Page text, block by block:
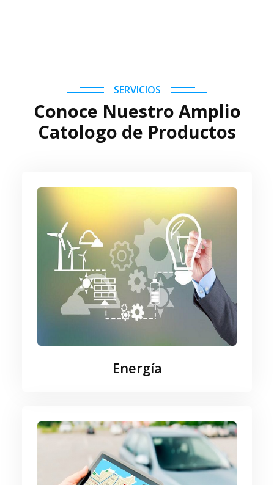
SERVICIOS
Conoce Nuestro Amplio
Catologo de Productos
Energía